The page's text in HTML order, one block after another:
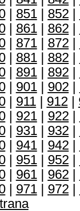
| 851| 852|
| 861| 862|
| 871| 872|
| 881| 882|
| 891| 892|
| 901| 902|
| 911| 912|
| 921| 922|
| 931| 932|
| 941| 942|
| 951| 952|
| 961| 962|
| 971| 972|